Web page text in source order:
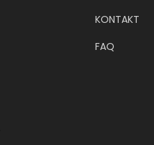
KONTAKT
FAQ